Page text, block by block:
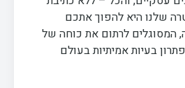
שלנו היא להפוך אתכם
המסוגלים לרתום את כוחה של
בעיות אמיתיות בעולם